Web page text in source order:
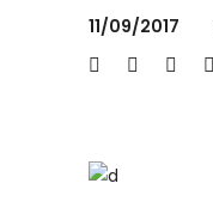
11/09/2017